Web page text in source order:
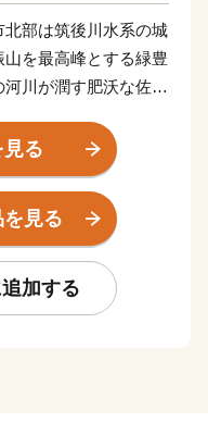
部は筑後川水系の城
を最高峰とする緑豊
川が潤す肥沃な佐賀
造物、神社などの多
々な郷土芸能や伝統
成されています。
る
見る
加する